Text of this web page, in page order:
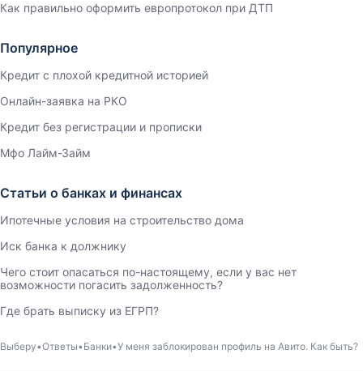
Как правильно оформить европротокол при ДТП
Популярное
Кредит с плохой кредитной историей
Онлайн-заявка на РКО
Кредит без регистрации и прописки
Мфо Лайм-Займ
Статьи о банках и финансах
Ипотечные условия на строительство дома
Иск банка к должнику
Чего стоит опасаться по-настоящему, если у вас нет
возможности погасить задолженность?
Где брать выписку из ЕГРП?
Выберу Ответы Банки У меня заблокирован профиль на Авито. Как быть?